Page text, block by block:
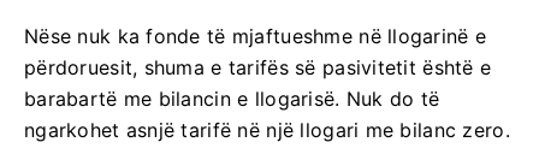
Nëse nuk ka fonde të mjaftueshme në llogarinë e
përdoruesit, shuma e tarifës së pasivitetit është e
barabartë me bilancin e llogarisë. Nuk do të
ngarkohet asnjë tarifë në një llogari me bilanc zero.